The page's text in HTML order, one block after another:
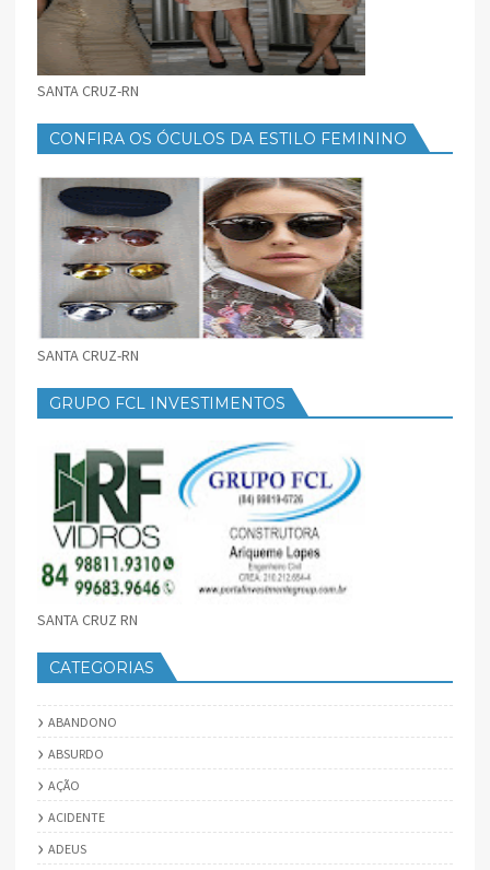
SANTA CRUZ-RN
CONFIRA OS ÓCULOS DA ESTILO FEMININO
SANTA CRUZ-RN
GRUPO FCL INVESTIMENTOS
SANTA CRUZ RN
CATEGORIAS
ABANDONO
ABSURDO
AÇÃO
ACIDENTE
ADEUS